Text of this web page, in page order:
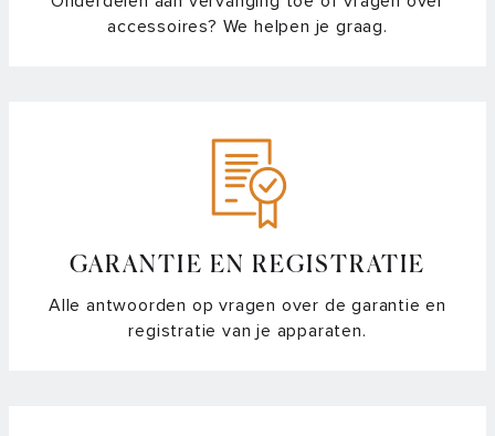
accessoires? We helpen je graag.
GARANTIE EN REGISTRATIE
Alle antwoorden op vragen over de garantie en
registratie van je apparaten.